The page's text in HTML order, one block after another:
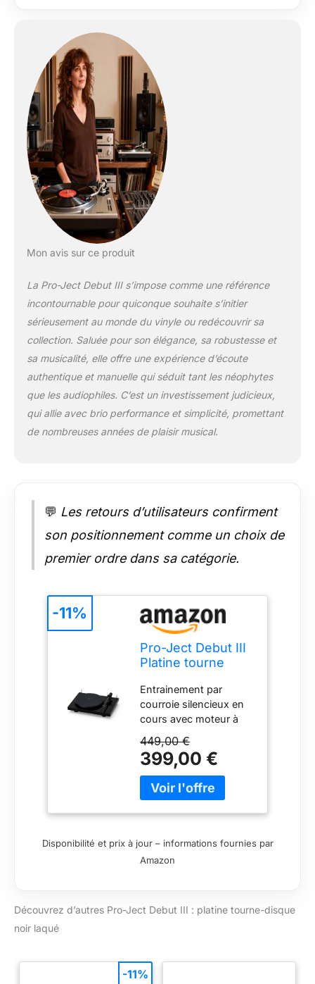
pièce
Mon avis sur ce produit
La Pro-Ject Debut III s’impose comme une référence
incontournable pour quiconque souhaite s’initier
sérieusement au monde du vinyle ou redécouvrir sa
collection. Saluée pour son élégance, sa robustesse et
sa musicalité, elle offre une expérience d’écoute
authentique et manuelle qui séduit tant les néophytes
que les audiophiles. C’est un investissement judicieux,
qui allie avec brio performance et simplicité, promettant
de nombreuses années de plaisir musical.
💬 Les retours d’utilisateurs confirment
son positionnement comme un choix de
premier ordre dans sa catégorie.
Pro-Ject Debut III
Platine tourne
Entrainement par
courroie silencieux en
cours avec moteur à
select3 Quatre
suspendue
punktaufhängung du
moteur Type
plattentellerlagerbuchse
teflonboden)
bras en aluminium avec
449,00 €
399,00 €
-11%
Disponibilité et prix à jour – informations fournies par
Amazon
Découvrez d’autres Pro-Ject Debut III : platine tourne-disque
noir laqué
-11%